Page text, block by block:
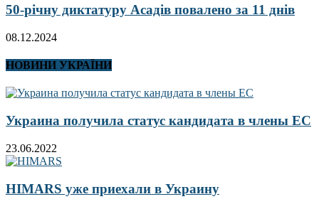
50-річну диктатуру Асадів повалено за 11 днів
08.12.2024
НОВИНИ УКРАЇНИ
Украина получила статус кандидата в члены ЕС
23.06.2022
HIMARS уже приехали в Украину